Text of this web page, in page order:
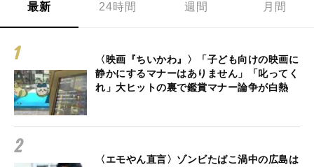
最新 24時間 週間 月間
〈映画『ちいかわ』〉「子ども向けの映画に
静かにするマナーはありません」「叱ってく
れ」大ヒットの裏で鑑賞マナー論争が白熱
〈エモやん直言〉ゾンビたばこ渦中の広島は